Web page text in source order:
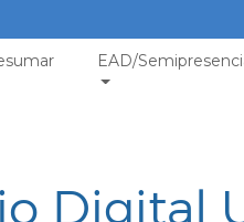
EAD/
Digital